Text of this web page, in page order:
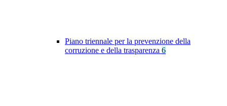
Piano triennale per la prevenzione della
corruzione e della trasparenza 6